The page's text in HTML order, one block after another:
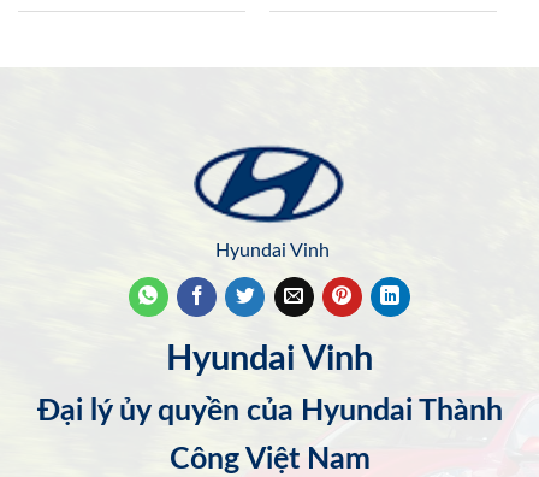
Hyundai Vinh
Hyundai Vinh
Đại lý ủy quyền của Hyundai Thành
Công Việt Nam